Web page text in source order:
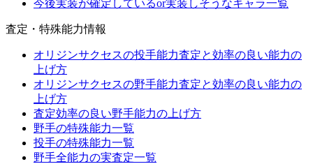
今後実装が確定しているor実装しそうなキャラ一覧
査定・特殊能力情報
オリジンサクセスの投手能力査定と効率の良い能力の
上げ方
オリジンサクセスの野手能力査定と効率の良い能力の
上げ方
査定効率の良い野手能力の上げ方
野手の特殊能力一覧
投手の特殊能力一覧
野手全能力の実査定一覧